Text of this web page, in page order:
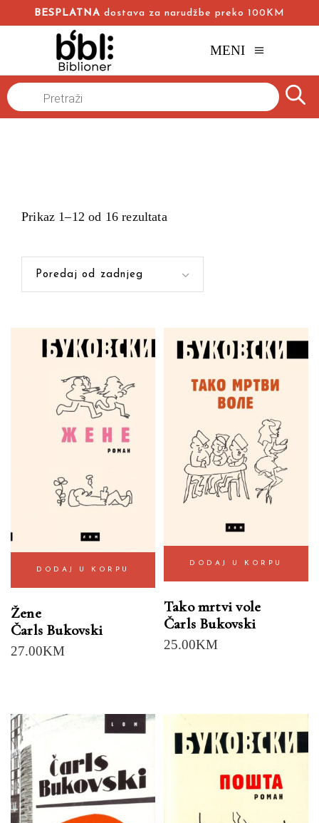
BESPLATNA dostava za narudžbe preko 100KM
MENI
Naslovna
Products
search
Prikaz 1–12 od 16 rezultata
Poredaj od zadnjeg
DODAJ U KORPU
Žene
Čarls Bukovski
27.00KM
DODAJ U KORPU
Tako mrtvi vole
Čarls Bukovski
25.00KM